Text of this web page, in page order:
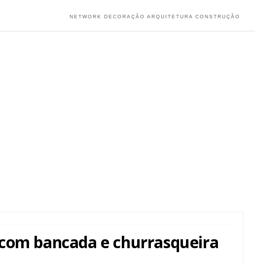
NETWORK DECORAÇÃO ARQUITETURA CONSTRUÇÃO
bancada e churrasqueira